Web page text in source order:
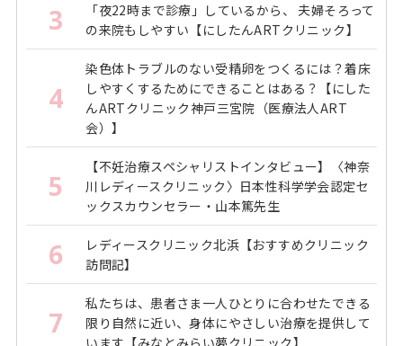
3
「夜22時まで診療」しているから、 夫婦そろって
の来院もしやすい【にしたんARTクリニック】
4
染色体トラブルのない受精卵をつくるには？着床
しやすくするためにできることはある？【にした
んARTクリニック神戸三宮院（医療法人ART
会）】
5
【不妊治療スペシャリストインタビュー】〈神奈
川レディースクリニック〉日本性科学学会認定セ
ックスカウンセラー・山本篤先生
6
レディースクリニック北浜【おすすめクリニック
訪問記】
7
私たちは、患者さま一人ひとりに合わせたできる
限り自然に近い、身体にやさしい治療を提供して